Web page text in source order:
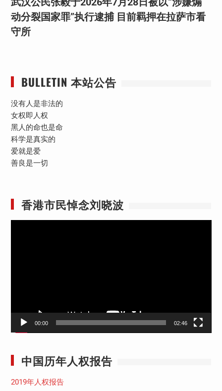
动分裂国家罪”执行逮捕 目前羁押在拉萨市看
守所
BULLETIN 本站公告
没有人是非法的
女权即人权
黑人的命也是命
科学是真实的
爱就是爱
善良是一切
香港市民悼念刘晓波
00:00 02:46
中国历年人权报告
2019年人权报告